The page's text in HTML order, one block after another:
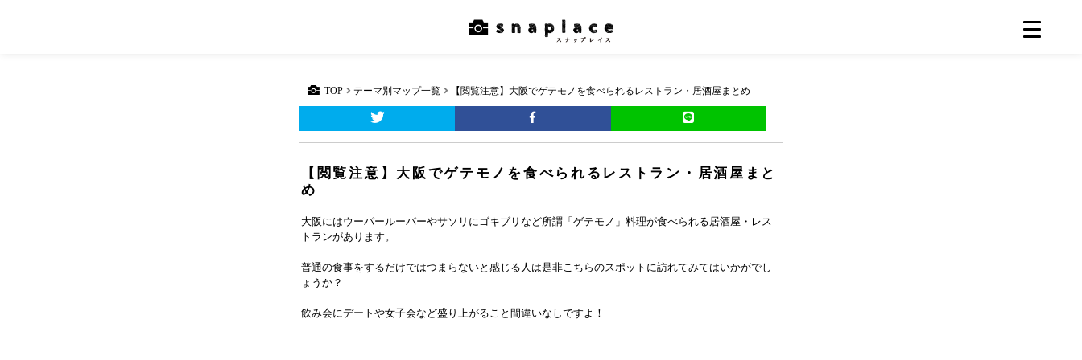
TOP テーマ別マップ一覧 【閲覧注意】大阪でゲテモノを食べられるレストラン・居酒屋まとめ
【閲覧注意】大阪でゲテモノを食べられるレストラン・居酒屋まと
め
大阪にはウーパールーパーやサソリにゴキブリなど所謂「ゲテモノ」料理が食べられる居酒屋・レス
トランがあります。
普通の食事をするだけではつまらないと感じる人は是非こちらのスポットに訪れてみてはいかがでし
ょうか？
飲み会にデートや女子会など盛り上がること間違いなしですよ！